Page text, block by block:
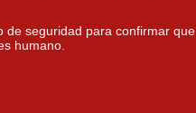
de seguridad para confirmar que
humano.